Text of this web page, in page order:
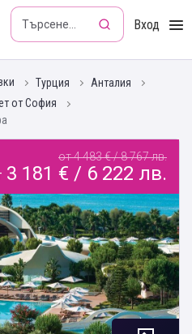
да пътуваш Вход
Турция
Анталия
от София
от 4 483 € / 8 767 лв.
3 181 € / 6 222 лв.